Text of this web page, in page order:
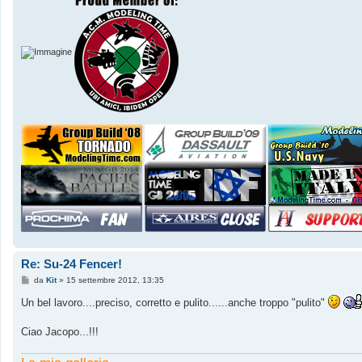
Re: Su-24 Fencer!
M
s
g
o
da Kit» 15 settembre 2012, 13:35
Un bel lavoro....preciso, corretto e pulito......anche troppo "pulito"
Ciao Jacopo...!!!